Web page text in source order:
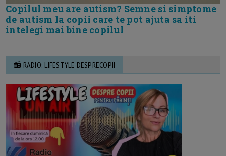
Copilul meu are autism? Semne si simptome
de autism la copii care te pot ajuta sa iti
intelegi mai bine copilul
📻 RADIO: LIFESTYLE DESPRECOPII